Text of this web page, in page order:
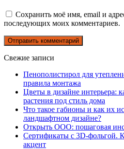
Сохранить моё имя, email и
последующих моих комментариев.
Свежие записи
Пенополистирол для
правила монтажа
Цветы в дизайне интерьера:
растения под стиль дома
Что такое габионы и как их
ландшафтном дизайне?
Открыть ООО: пошаговая
Сертификаты с 3D-фольгой.
акцент